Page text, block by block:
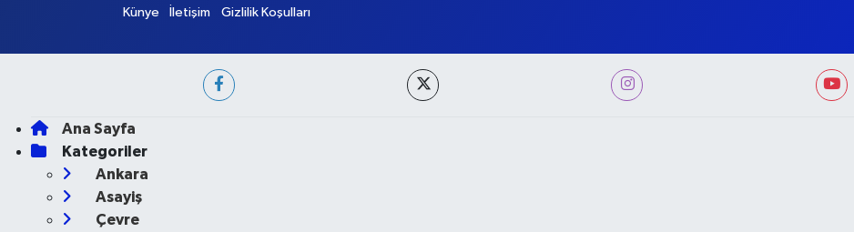
Künye İletişim Gizlilik Koşulları
Ana Sayfa
Kategoriler
Ankara
Asayiş
Çevre